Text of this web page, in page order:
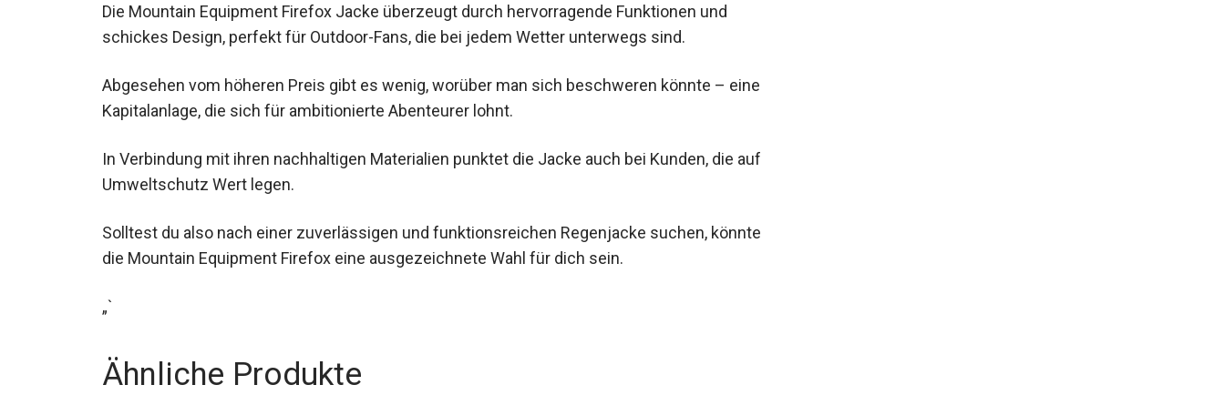
Die Mountain Equipment Firefox Jacke überzeugt durch hervorragende Funktionen und
Abgesehen vom höheren Preis gibt es wenig, worüber man sich beschweren könnte – eine
In Verbindung mit ihren nachhaltigen Materialien punktet die Jacke auch bei Kunden, die auf
Solltest du also nach einer zuverlässigen und funktionsreichen Regenjacke suchen, könnte